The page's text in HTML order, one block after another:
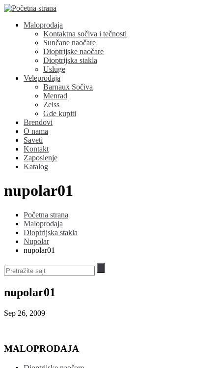
Maloprodaja
Kontaktna sočiva i tečnosti
Sunčane naočare
Dioptrijske naočare
Dioptrijska stakla
Usluge
Veleprodaja
Barnaux Sočiva
Menrad
Zeiss
Gde kupiti
Brendovi
O nama
Saveti
Kontakt
Zaposlenje
Katalog
nupolar01
Početna strana
Maloprodaja
Dioptrijska stakla
Nupolar
nupolar01
nupolar01
Sep 26, 2009
MALOPRODAJA